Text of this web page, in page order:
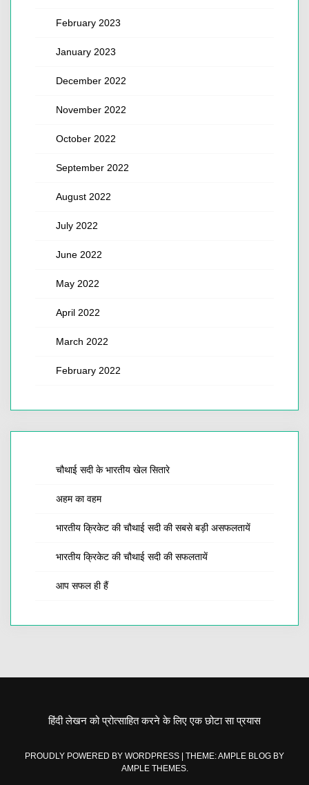
February 2023
January 2023
December 2022
November 2022
October 2022
September 2022
August 2022
July 2022
June 2022
May 2022
April 2022
March 2022
February 2022
चौथाई सदी के भारतीय खेल सितारे
अहम का वहम
भारतीय क्रिकेट की चौथाई सदी की सबसे बड़ी असफलतायें
भारतीय क्रिकेट की चौथाई सदी की सफलतायें
आप सफल ही हैं
हिंदी लेखन को प्रोत्साहित करने के लिए एक छोटा सा प्रयास
PROUDLY POWERED BY WORDPRESS
THEME: AMPLE BLOG BY
AMPLE THEMES.